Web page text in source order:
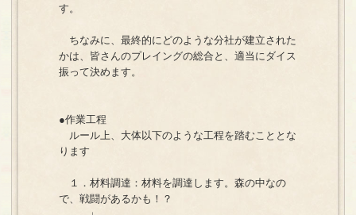
す。
ちなみに、最終的にどのような分社が建立された
かは、皆さんのプレイングの総合と、適当にダイス
振って決めます。
●作業工程
ルール上、大体以下のような工程を踏むこととな
ります
１．材料調達：材料を調達します。森の中なの
で、戦闘があるかも！？